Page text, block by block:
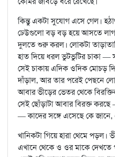
কিন্তু একটা সুযোগ এসে গেল।
ঢেউগুলো বড় বড় হয়ে আসতে
দুলতে শুরু করল। লোকটা
হাত দিয়ে ধরল ভুটভুটির চাকা —
সেই চাকায় এদিক ওদিক মোচড়
দাঁড়াল, আর তার পরেই পেছনে
আবার ভীড়ের ভেতর থেকে
সেই ছোঁড়াটা আবার বিরক্ত
— কাদের সঙ্গে এসেছে কে
খানিকটা গিয়ে হারা থেমে
এখানে থেকে ও ওর মাকে